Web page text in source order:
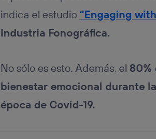
indica el estudio “Engaging
Industria Fonográfica.
No sólo es esto. Además, el 80%
bienestar emocional durante
época de Covid-19.
conecte su dispositivo y
Típicamente:
Si utilizas una
hayan dado su
únicamente en la
Puedes gestionar los
Para más información,